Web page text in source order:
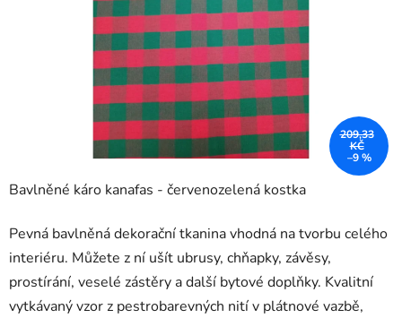
Bavlněné káro kanafas - červenozelená kostka
Pevná bavlněná dekorační tkanina vhodná na tvorbu celého
interiéru. Můžete z ní ušít ubrusy, chňapky, závěsy,
prostírání, veselé zástěry a další bytové doplňky. Kvalitní
vytkávaný vzor z pestrobarevných nití v plátnové vazbě,
209,33
KČ
–9 %